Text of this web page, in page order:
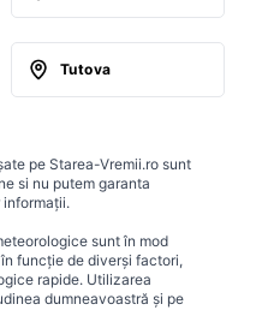
Tutova
pe Starea-Vremii.ro sunt
si nu putem garanta
sunt în mod
funcție de diverși factori,
rapide. Utilizarea
dumneavoastră și pe